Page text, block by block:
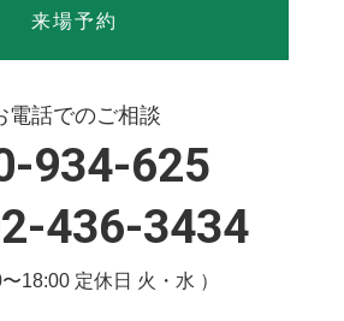
来場予約
電話でのご相談
934-625
436-3434
〜18:00 定休日 火・水 ）